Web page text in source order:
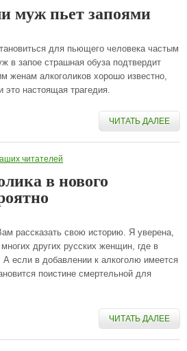
муж пьет запоями
для пьющего человека частым
в запое страшная обуза подтвердит
женам алкоголиков хорошо известно,
это настоящая трагедия.
ЧИТАТЬ ДАЛЕЕ
читателей
в нового
рассказать свою историю. Я уверена,
других русских женщин, где в
если в добавлении к алкоголю имеется
поистине смертельной для
ЧИТАТЬ ДАЛЕЕ